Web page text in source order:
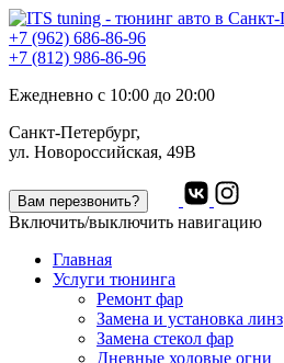
+7 (962) 686-86-96
+7 (812) 986-86-96
Ежедневно с 10:00 до 20:00
Санкт-Петербург,
ул. Новороссийская, 49В
Вам перезвонить?
Включить/выключить навигацию
Главная
Услуги тюнинга
Ремонт фар
Замена и установка линз
Замена стекол фар
Дневные ходовые огни